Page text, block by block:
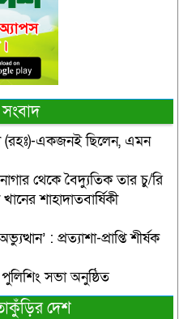
(রহঃ)-একজনই ছিলেন, এমন
থেকে বৈদ্যুতিক তার চু/রি
শাহাদাতবার্ষিকী
: প্রত্যাশা-প্রাপ্তি শীর্ষক
সভা অনুষ্ঠিত
দেশ